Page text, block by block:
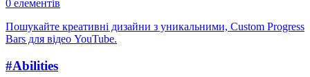
0 елементів
Пошукайте креативні дизайни з уникальними, Custom Progress
Bars для відео YouTube.
#Abilities